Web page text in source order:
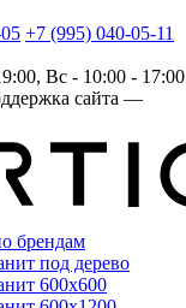
+7 (995) 040-05-11
Вс - 10:00 - 17:00
сайта —
брендам
под дерево
600x600